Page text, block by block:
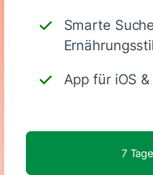
Smarte
App für iOS
7
431
Kalorien
11 g
Eiweiß